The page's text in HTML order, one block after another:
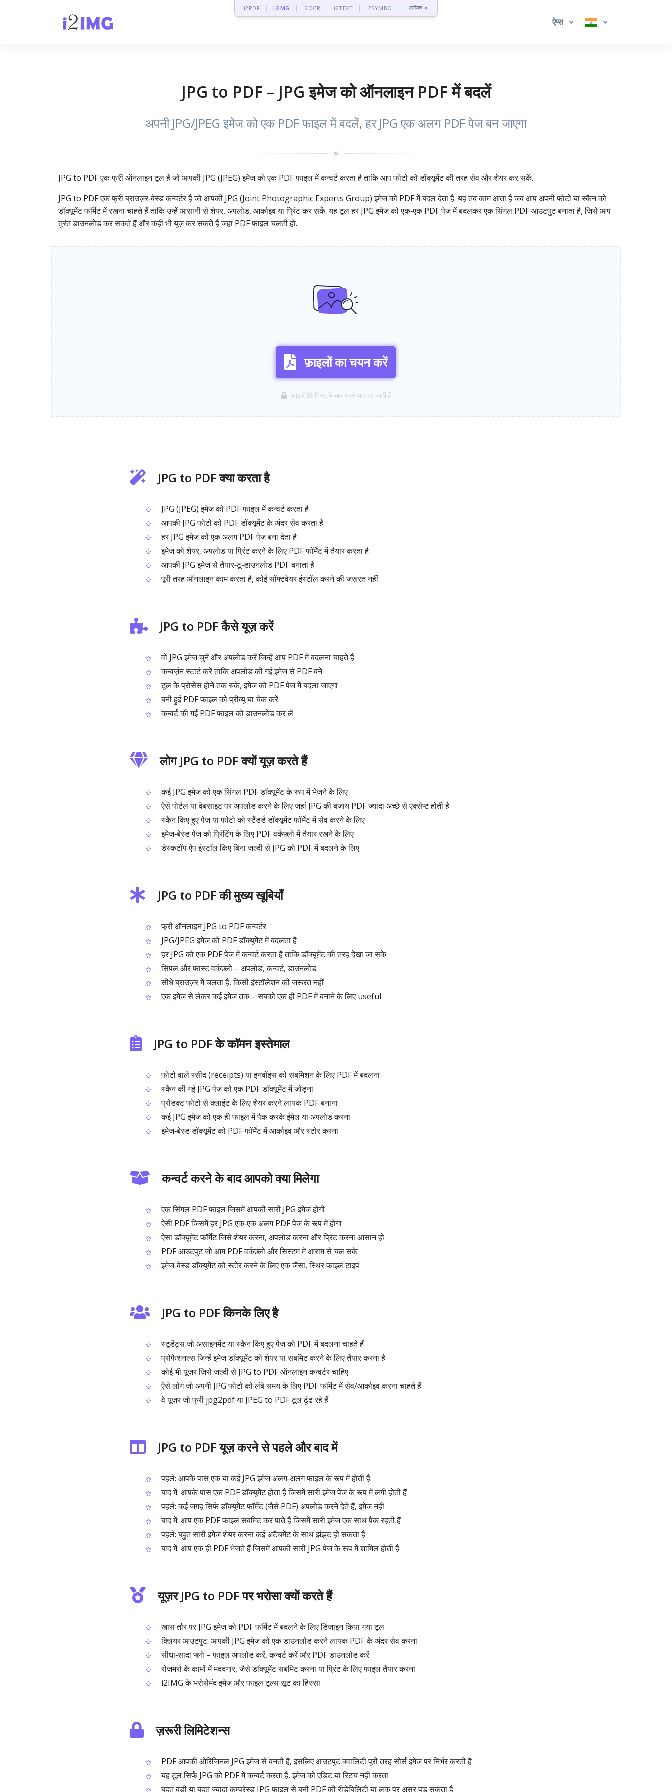
i2PDF i2IMG i2OCR i2TEXT i2SYMBOL अधिक »
ऐप्स
JPG to PDF – JPG इमेज को ऑनलाइन PDF में बदलें
अपनी JPG/JPEG इमेज को एक PDF फाइल में बदलें, हर JPG एक अलग PDF पेज बन जाएगा
✧
JPG to PDF एक फ्री ऑनलाइन टूल है जो आपकी JPG (JPEG) इमेज को एक PDF फाइल में कन्वर्ट करता है ताकि आप फोटो को डॉक्यूमेंट की तरह सेव और शेयर कर सकें.
JPG to PDF एक फ्री ब्राउज़र‑बेस्ड कन्वर्टर है जो आपकी JPG (Joint Photographic Experts Group) इमेज को PDF में बदल देता है. यह तब काम आता है जब आप अपनी फोटो या स्कैन को
डॉक्यूमेंट फॉर्मेट में रखना चाहते हैं ताकि उन्हें आसानी से शेयर, अपलोड, आर्काइव या प्रिंट कर सकें. यह टूल हर JPG इमेज को एक‑एक PDF पेज में बदलकर एक सिंगल PDF आउटपुट बनाता है, जिसे आप
तुरंत डाउनलोड कर सकते हैं और कहीं भी यूज़ कर सकते हैं जहां PDF फाइल चलती हो.
फ़ाइलों का चयन करें
फ़ाइलें 30 मिनट के बाद अपने आप हट जाती हैं
JPG to PDF क्या करता है
JPG (JPEG) इमेज को PDF फाइल में कन्वर्ट करता है
आपकी JPG फोटो को PDF डॉक्यूमेंट के अंदर सेव करता है
हर JPG इमेज को एक अलग PDF पेज बना देता है
इमेज को शेयर, अपलोड या प्रिंट करने के लिए PDF फॉर्मेट में तैयार करता है
आपकी JPG इमेज से तैयार‑टू‑डाउनलोड PDF बनाता है
पूरी तरह ऑनलाइन काम करता है, कोई सॉफ्टवेयर इंस्टॉल करने की जरूरत नहीं
JPG to PDF कैसे यूज़ करें
वो JPG इमेज चुनें और अपलोड करें जिन्हें आप PDF में बदलना चाहते हैं
कन्वर्ज़न स्टार्ट करें ताकि अपलोड की गई इमेज से PDF बने
टूल के प्रोसेस होने तक रुके, इमेज को PDF पेज में बदला जाएगा
बनी हुई PDF फाइल को प्रीव्यू या चेक करें
कन्वर्ट की गई PDF फाइल को डाउनलोड कर लें
लोग JPG to PDF क्यों यूज़ करते हैं
कई JPG इमेज को एक सिंगल PDF डॉक्यूमेंट के रूप में भेजने के लिए
ऐसे पोर्टल या वेबसाइट पर अपलोड करने के लिए जहां JPG की बजाय PDF ज्यादा अच्छे से एक्सेप्ट होती है
स्कैन किए हुए पेज या फोटो को स्टैंडर्ड डॉक्यूमेंट फॉर्मेट में सेव करने के लिए
इमेज‑बेस्ड पेज को प्रिंटिंग के लिए PDF वर्कफ़्लो में तैयार रखने के लिए
डेस्कटॉप ऐप इंस्टॉल किए बिना जल्दी से JPG को PDF में बदलने के लिए
JPG to PDF की मुख्य खूबियाँ
फ्री ऑनलाइन JPG to PDF कन्वर्टर
JPG/JPEG इमेज को PDF डॉक्यूमेंट में बदलता है
हर JPG को एक PDF पेज में कन्वर्ट करता है ताकि डॉक्यूमेंट की तरह देखा जा सके
सिंपल और फास्ट वर्कफ़्लो – अपलोड, कन्वर्ट, डाउनलोड
सीधे ब्राउज़र में चलता है, किसी इंस्टॉलेशन की जरूरत नहीं
एक इमेज से लेकर कई इमेज तक – सबको एक ही PDF में बनाने के लिए useful
JPG to PDF के कॉमन इस्तेमाल
फोटो वाले रसीद (receipts) या इनवॉइस को सबमिशन के लिए PDF में बदलना
स्कैन की गई JPG पेज को एक PDF डॉक्यूमेंट में जोड़ना
प्रोडक्ट फोटो से क्लाइंट के लिए शेयर करने लायक PDF बनाना
कई JPG इमेज को एक ही फाइल में पैक करके ईमेल या अपलोड करना
इमेज‑बेस्ड डॉक्यूमेंट को PDF फॉर्मेट में आर्काइव और स्टोर करना
कन्वर्ट करने के बाद आपको क्या मिलेगा
एक सिंगल PDF फाइल जिसमें आपकी सारी JPG इमेज होंगी
ऐसी PDF जिसमें हर JPG एक‑एक अलग PDF पेज के रूप में होगा
ऐसा डॉक्यूमेंट फॉर्मेट जिसे शेयर करना, अपलोड करना और प्रिंट करना आसान हो
PDF आउटपुट जो आम PDF वर्कफ़्लो और सिस्टम में आराम से चल सके
इमेज‑बेस्ड डॉक्यूमेंट को स्टोर करने के लिए एक जैसा, स्थिर फाइल टाइप
JPG to PDF किनके लिए है
स्टूडेंट्स जो असाइनमेंट या स्कैन किए हुए पेज को PDF में बदलना चाहते हैं
प्रोफेशनल्स जिन्हें इमेज डॉक्यूमेंट को शेयर या सबमिट करने के लिए तैयार करना है
कोई भी यूज़र जिसे जल्दी से JPG to PDF ऑनलाइन कन्वर्टर चाहिए
ऐसे लोग जो अपनी JPG फोटो को लंबे समय के लिए PDF फॉर्मेट में सेव/आर्काइव करना चाहते हैं
वे यूज़र जो फ्री jpg2pdf या JPEG to PDF टूल ढूंढ रहे हैं
JPG to PDF यूज़ करने से पहले और बाद में
पहले: आपके पास एक या कई JPG इमेज अलग‑अलग फाइल के रूप में होती हैं
बाद में: आपके पास एक PDF डॉक्यूमेंट होता है जिसमें सारी इमेज पेज के रूप में लगी होती हैं
पहले: कई जगह सिर्फ डॉक्यूमेंट फॉर्मेट (जैसे PDF) अपलोड करने देते हैं, इमेज नहीं
बाद में: आप एक PDF फाइल सबमिट कर पाते हैं जिसमें सारी इमेज एक साथ पैक रहती हैं
पहले: बहुत सारी इमेज शेयर करना कई अटैचमेंट के साथ झंझट हो सकता है
बाद में: आप एक ही PDF भेजते हैं जिसमें आपकी सारी JPG पेज के रूप में शामिल होती हैं
यूज़र JPG to PDF पर भरोसा क्यों करते हैं
खास तौर पर JPG इमेज को PDF फॉर्मेट में बदलने के लिए डिजाइन किया गया टूल
क्लियर आउटपुट: आपकी JPG इमेज को एक डाउनलोड करने लायक PDF के अंदर सेव करना
सीधा‑सादा फ्लो – फाइल अपलोड करें, कन्वर्ट करें और PDF डाउनलोड करें
रोजमर्रा के कामों में मददगार, जैसे डॉक्यूमेंट सबमिट करना या प्रिंट के लिए फाइल तैयार करना
i2IMG के भरोसेमंद इमेज और फाइल टूल्स सूट का हिस्सा
ज़रूरी लिमिटेशन्स
PDF आपकी ओरिजिनल JPG इमेज से बनती है, इसलिए आउटपुट क्वालिटी पूरी तरह सोर्स इमेज पर निर्भर करती है
यह टूल सिर्फ JPG को PDF में कन्वर्ट करता है, इमेज को एडिट या रिटच नहीं करता
बहुत बड़ी या बहुत ज्यादा कम्प्रेस्ड JPG फाइल से बनी PDF की रीडेबिलिटी या लुक पर असर पड़ सकता है